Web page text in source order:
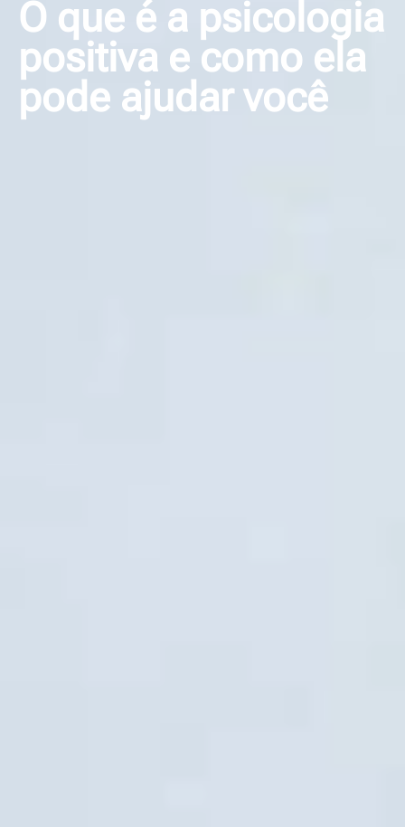
O que é a psicologia
positiva e como ela
pode ajudar você